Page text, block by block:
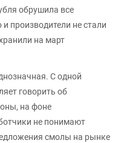
обрушила все
производители не стали
на март
С одной
говорить об
на фоне
не понимают
смолы на рынке